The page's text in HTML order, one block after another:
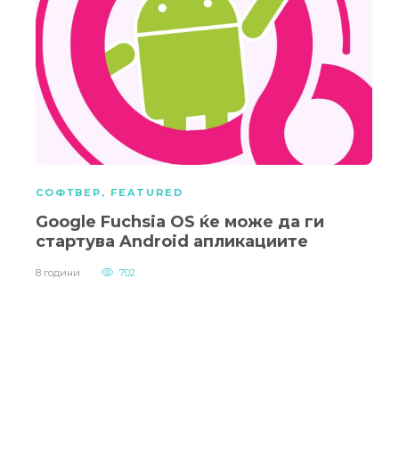
СОФТВЕР , FEATURED
Google Fuchsia OS ќе може да ги
стартува Android апликациите
8 години 702